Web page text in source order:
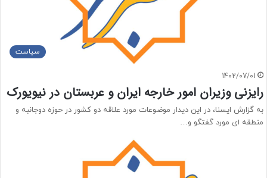
سیاست
1402/07/01
رایزنی وزیران امور خارجه ایران و عربستان در نیویورک
به گزارش ایسنا، در این دیدار موضوعات مورد علاقه دو کشور در حوزه دوجانبه و
منطقه ای مورد گفتگو و…